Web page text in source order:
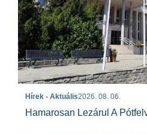
Hírek - Aktuális2026. 08. 06.
Hamarosan Lezárul A